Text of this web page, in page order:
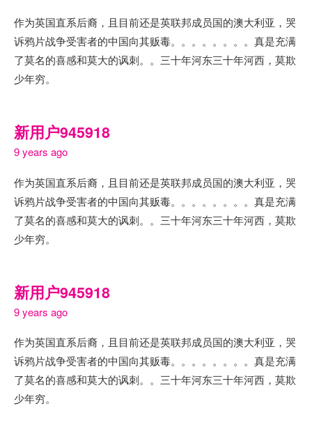
作为英国直系后裔，且目前还是英联邦成员国的澳大利亚，哭
诉鸦片战争受害者的中国向其贩毒。。。。。。。。真是充满
了莫名的喜感和莫大的讽刺。。三十年河东三十年河西，莫欺
少年穷。
新用户945918
9 years ago
作为英国直系后裔，且目前还是英联邦成员国的澳大利亚，哭
诉鸦片战争受害者的中国向其贩毒。。。。。。。。真是充满
了莫名的喜感和莫大的讽刺。。三十年河东三十年河西，莫欺
少年穷。
新用户945918
9 years ago
作为英国直系后裔，且目前还是英联邦成员国的澳大利亚，哭
诉鸦片战争受害者的中国向其贩毒。。。。。。。。真是充满
了莫名的喜感和莫大的讽刺。。三十年河东三十年河西，莫欺
少年穷。